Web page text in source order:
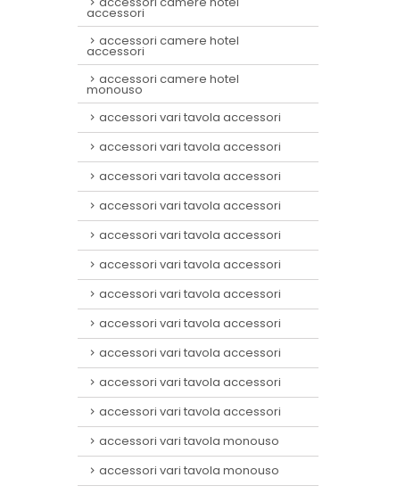
accessori
accessori camere hotel
accessori
accessori camere hotel
monouso
accessori vari tavola accessori
accessori vari tavola accessori
accessori vari tavola accessori
accessori vari tavola accessori
accessori vari tavola accessori
accessori vari tavola accessori
accessori vari tavola accessori
accessori vari tavola accessori
accessori vari tavola accessori
accessori vari tavola accessori
accessori vari tavola accessori
accessori vari tavola monouso
accessori vari tavola monouso